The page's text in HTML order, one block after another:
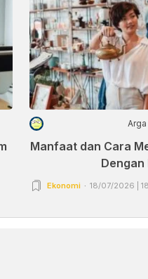
Arga
Manfaat dan Cara
Dengan
Ekonomi 18/07/2026 |